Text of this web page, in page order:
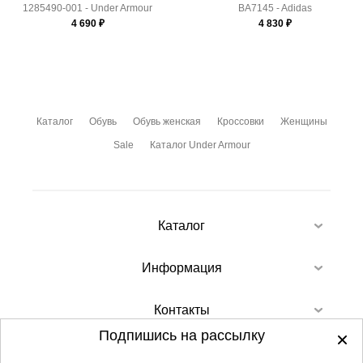
1285490-001 - Under Armour
4 690₽
BA7145 - Adidas
4 830 ₽
Каталог Обувь Обувь женская Кроссовки Женщины
Sale Каталог Under Armour
Каталог
Информация
Контакты
Подпишись на рассылку